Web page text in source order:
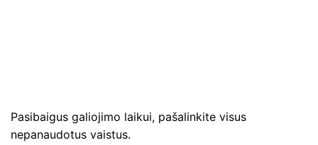
Pasibaigus galiojimo laikui, pašalinkite visus
nepanaudotus vaistus.